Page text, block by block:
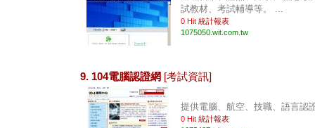
試教材、考試輔導等。 ...
0 Hit 統計報表
1075050.wit.com.tw
9. 104電腦認證網 [考試資訊]
提供電腦、航空、技職、語言認
0 Hit 統計報表